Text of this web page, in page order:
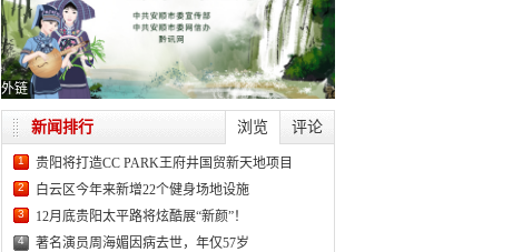
外链
浏览 评论
新闻排行
1 贵阳将打造CC PARK王府井国贸新天地项目
2 白云区今年来新增22个健身场地设施
3 12月底贵阳太平路将炫酷展“新颜”！
4 著名演员周海媚因病去世，年仅57岁